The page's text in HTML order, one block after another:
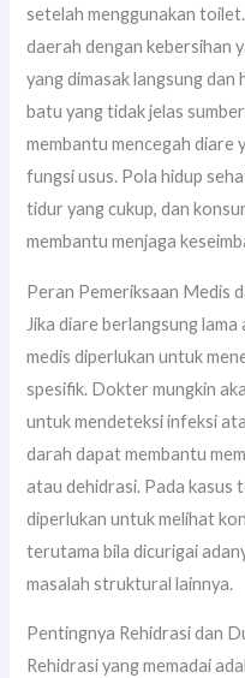
setelah menggunakan
daerah dengan kebersihan
yang dimasak langsung
batu yang tidak jelas
membantu mencegah diare
fungsi usus. Pola hidup
tidur yang cukup, dan
membantu menjaga
Peran Pemeriksaan Medis
Jika diare berlangsung
medis diperlukan untuk
spesifik. Dokter mungkin
untuk mendeteksi infeksi
darah dapat membantu
atau dehidrasi. Pada kasus
diperlukan untuk melihat
terutama bila dicurigai
masalah struktural lainnya.
Pentingnya Rehidrasi dan
Rehidrasi yang memadai